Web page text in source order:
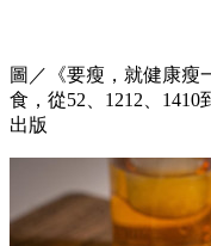
圖／《要瘦，就健康瘦
食，從52、1212、
出版